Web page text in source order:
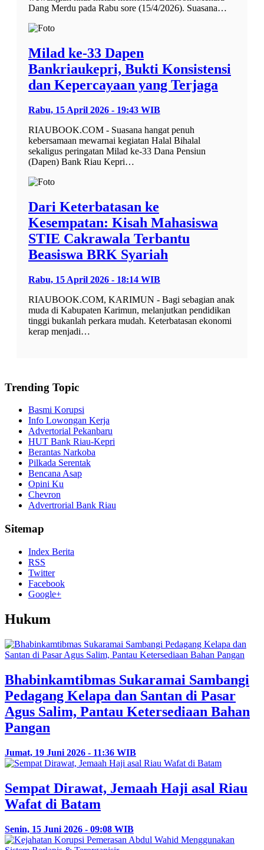
Dang Merdu pada Rabu sore (15/4/2026). Suasana…
Milad ke-33 Dapen
Bankriaukepri, Bukti Konsistensi
dan Kepercayaan yang Terjaga
Rabu, 15 April 2026 - 19:43 WIB
RIAUBOOK.COM - Suasana hangat penuh
kebersamaan mewarnai kegiatan Halal Bihalal
sekaligus peringatan Milad ke-33 Dana Pensiun
(Dapen) Bank Riau Kepri…
Dari Keterbatasan ke
Kesempatan: Kisah Mahasiswa
STIE Cakrawala Terbantu
Beasiswa BRK Syariah
Rabu, 15 April 2026 - 18:14 WIB
RIAUBOOK.COM, KARIMUN - Bagi sebagian anak
muda di Kabupaten Karimun, melanjutkan pendidikan
tinggi bukanlah perkara mudah. Keterbatasan ekonomi
kerap menjadi…
Trending Topic
Basmi Korupsi
Info Lowongan Kerja
Advertorial Pekanbaru
HUT Bank Riau-Kepri
Berantas Narkoba
Pilkada Serentak
Bencana Asap
Opini Ku
Chevron
Advertrorial Bank Riau
Sitemap
Index Berita
RSS
Twitter
Facebook
Google+
Hukum
Bhabinkamtibmas Sukaramai Sambangi
Pedagang Kelapa dan Santan di Pasar
Agus Salim, Pantau Ketersediaan Bahan
Pangan
Jumat, 19 Juni 2026 - 11:36 WIB
Sempat Dirawat, Jemaah Haji asal Riau
Wafat di Batam
Senin, 15 Juni 2026 - 09:08 WIB